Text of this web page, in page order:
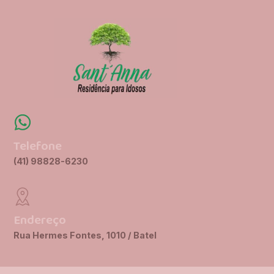
Telefone
(41) 98828-6230
Endereço
Rua Hermes Fontes, 1010 / Batel